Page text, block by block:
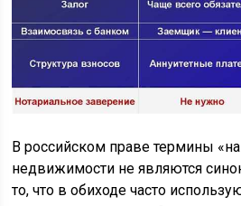
В российском праве термины
недвижимости не являются
то, что в обиходе часто